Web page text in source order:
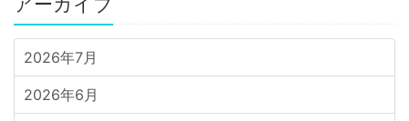
2026年7月
2026年6月